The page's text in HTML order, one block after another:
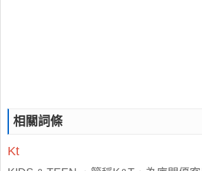
相關詞條
Kt